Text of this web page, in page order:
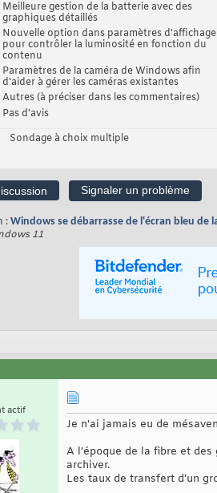
Meilleure gestion de la batterie avec des
graphiques détaillés
Nouvelle option dans paramètres d'affichage
pour contrôler la luminosité en fonction du
contenu
Paramètres de la caméra de Windows afin
d'aider à gérer les caméras existantes
Autres (à préciser dans les commentaires)
Pas d'avis
Sondage à choix multiple
Signaler un problème
: Windows se débarrasse de l'écran bleu de
11
actif
Je n'ai jamais eu de
A l’époque de la fibre et
archiver.
Les taux de transfert d'un